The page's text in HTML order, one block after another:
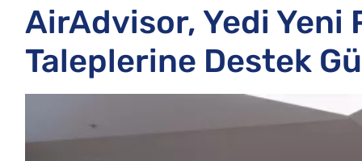
Uçuş İptali Tazminatı
Geciken Bagaj Tazminatı
Biniş Reddi Tazminatı
Havayolu Tazminatı
Sıkça
AirAdvisor, Yedi Yeni
Taleplerine Destek